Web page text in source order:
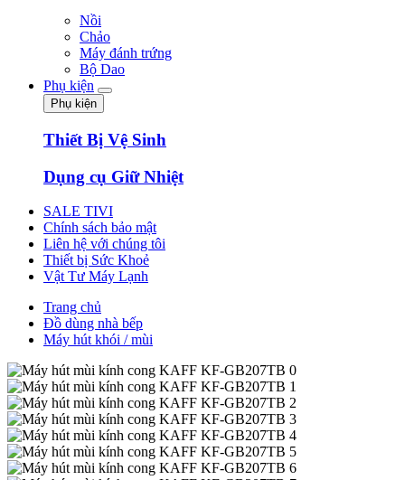
Nồi
Chảo
Máy đánh trứng
Bộ Dao
Phụ kiện
Phụ kiện
Thiết Bị Vệ Sinh
Dụng cụ Giữ Nhiệt
SALE TIVI
Chính sách bảo mật
Liên hệ với chúng tôi
Thiết bị Sức Khoẻ
Vật Tư Máy Lạnh
Trang chủ
Đồ dùng nhà bếp
Máy hút khói / mùi